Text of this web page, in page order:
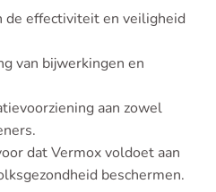
de effectiviteit en veiligheid
van bijwerkingen en
aan zowel
dat Vermox voldoet aan
beschermen.